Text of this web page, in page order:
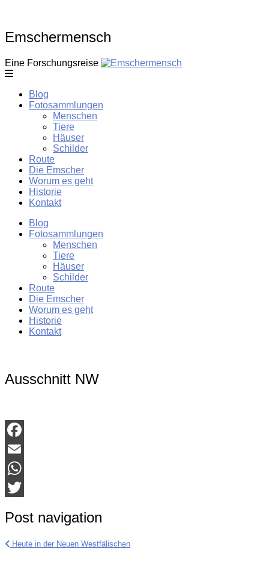
content
Emschermensch
Eine Forschungsreise
Blog
Fotosammlungen
Menschen
Tiere
Häuser
Schilder
Route
Die Emscher
Worum es geht
Historie
Kontakt
Blog
Fotosammlungen
Menschen
Tiere
Häuser
Schilder
Route
Die Emscher
Worum es geht
Historie
Kontakt
Ausschnitt NW
Facebook
Email
WhatsApp
Post navigation
Heute in der Neuen Westfälischen